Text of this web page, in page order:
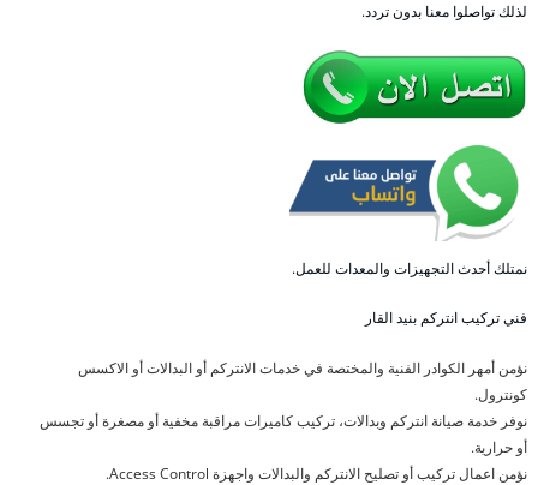
لذلك تواصلوا معنا بدون تردد.
نمتلك أحدث التجهيزات والمعدات للعمل.
فني تركيب انتركم بنيد القار
نؤمن أمهر الكوادر الفنية والمختصة في خدمات الانتركم أو البدالات أو الاكسس
كونترول.
نوفر خدمة صيانة انتركم وبدالات، تركيب كاميرات مراقبة مخفية أو مصغرة أو تجسس
أو حرارية.
نؤمن اعمال تركيب أو تصليح الانتركم والبدالات واجهزة Access Control.